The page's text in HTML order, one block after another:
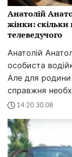
Анатолій
жінки: скільки
телеведучого
Анатолій
особиста
Але для
справжня
14:20 30.08